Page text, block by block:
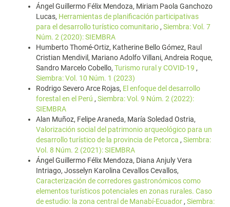
Ángel Guillermo Félix Mendoza, Miriam Paola Ganchozo
Lucas, Herramientas de planificación participativas
para el desarrollo turístico comunitario , Siembra: Vol. 7
Núm. 2 (2020): SIEMBRA
Humberto Thomé-Ortiz, Katherine Bello Gómez, Raul
Cristian Mendivil, Mariano Adolfo Villani, Andreia Roque,
Sandro Marcelo Cobello, Turismo rural y COVID-19 ,
Siembra: Vol. 10 Núm. 1 (2023)
Rodrigo Severo Arce Rojas, El enfoque del desarrollo
forestal en el Perú , Siembra: Vol. 9 Núm. 2 (2022):
SIEMBRA
Alan Muñoz, Felipe Araneda, María Soledad Ostria,
Valorización social del patrimonio arqueológico para un
desarrollo turístico de la provincia de Petorca , Siembra:
Vol. 8 Núm. 2 (2021): SIEMBRA
Ángel Guillermo Félix Mendoza, Diana Anjuly Vera
Intriago, Josselyn Karolina Cevallos Cevallos,
Caracterización de corredores gastronómicos como
elementos turísticos potenciales en zonas rurales. Caso
de estudio: la zona central de Manabí-Ecuador , Siembra: